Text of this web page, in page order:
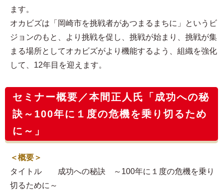
ます。
オカビズは「岡崎市を挑戦者があつまるまちに」というビ
ジョンのもと、より挑戦を促し、挑戦が始まり、挑戦が集
まる場所としてオカビズがより機能するよう、組織を強化
して、12年目を迎えます。
セミナー概要／本間正人氏「成功への秘
訣～100年に１度の危機を乗り切るため
に～」
＜概要＞
タイトル 成功への秘訣 ～100年に１度の危機を乗り
切るために～